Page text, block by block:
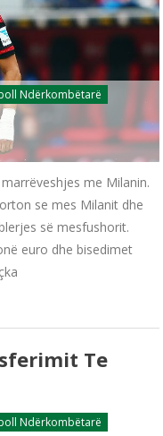
Ndërkombëtarë
me Milanin.
se mes Milanit dhe
së mesfushorit.
euro dhe bisedimet
Te
Ndërkombëtarë